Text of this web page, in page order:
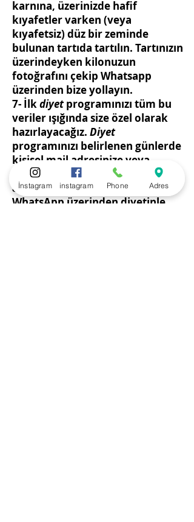
karnına, üzerinizde hafif
kıyafetler varken (veya
kıyafetsiz) düz bir zeminde
bulunan tartıda tartılın. Tartınızın
üzerindeyken kilonuzun
fotoğrafını çekip Whatsapp
üzerinden bize yollayın.
7- İlkdiyetprogramınızı tüm bu
veriler ışığında size özel olarak
hazırlayacağız. Diyet
programınızı belirlenen günlerde
kişisel mail adresinize veya
WhatsApp ile yollayacağız.
8- Mesai saatleri içerisinde
WhatsApp üzerinden diyetinle
İnstagram instagram Phone Adres